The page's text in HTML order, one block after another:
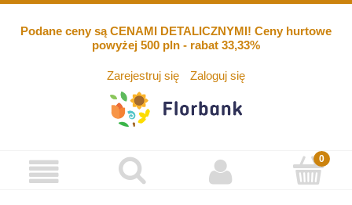
Podane ceny są CENAMI DETALICZNYMI! Ceny hurtowe
powyżej 500 pln - rabat 33,33%
Zarejestruj się Zaloguj się